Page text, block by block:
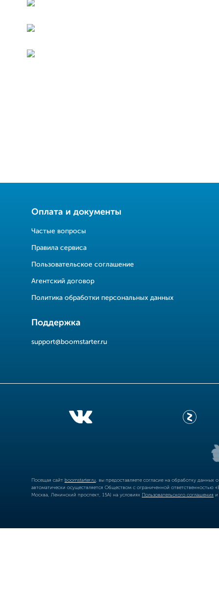
Оплата и документы
Частые вопросы
Правила сервиса
Пользовательское соглашение
Агентский договор
Политика обработки персональных данных
Поддержка
support@boomstarter.ru
Посещая сайт boomstarter.ru , вы предоставляете согласие на обработку
автоматически осуществляется Обществом с ограниченной
Москва, Ленинский проспект, 15А) на условиях Пользовательского соглашения и